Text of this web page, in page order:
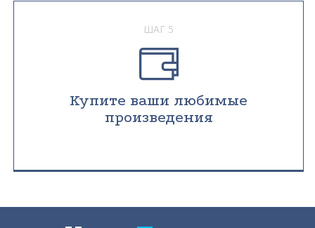
ШАГ 5
Купите ваши любимые
произведения